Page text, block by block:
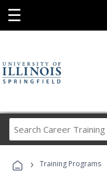
☰
› Training Programs